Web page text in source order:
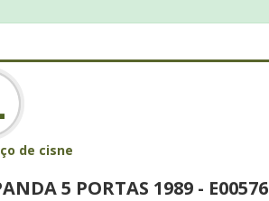
de cisne
5 PORTAS 1989 - E00576